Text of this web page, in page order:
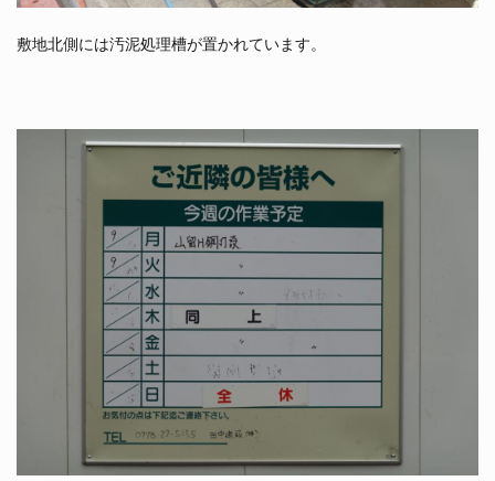
敷地北側には汚泥処理槽が置かれています。